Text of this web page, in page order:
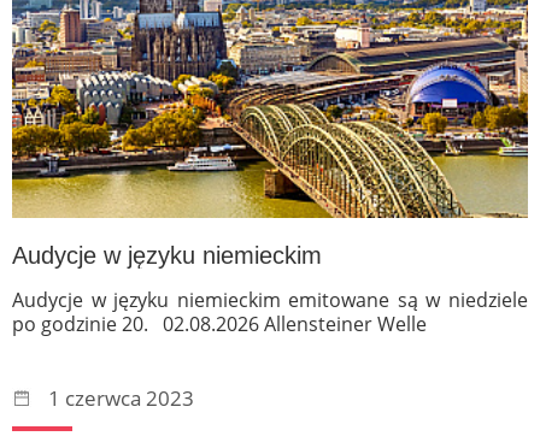
Audycje w języku niemieckim
Audycje w języku niemieckim emitowane są w niedziele
po godzinie 20. 02.08.2026 Allensteiner Welle
1 czerwca 2023